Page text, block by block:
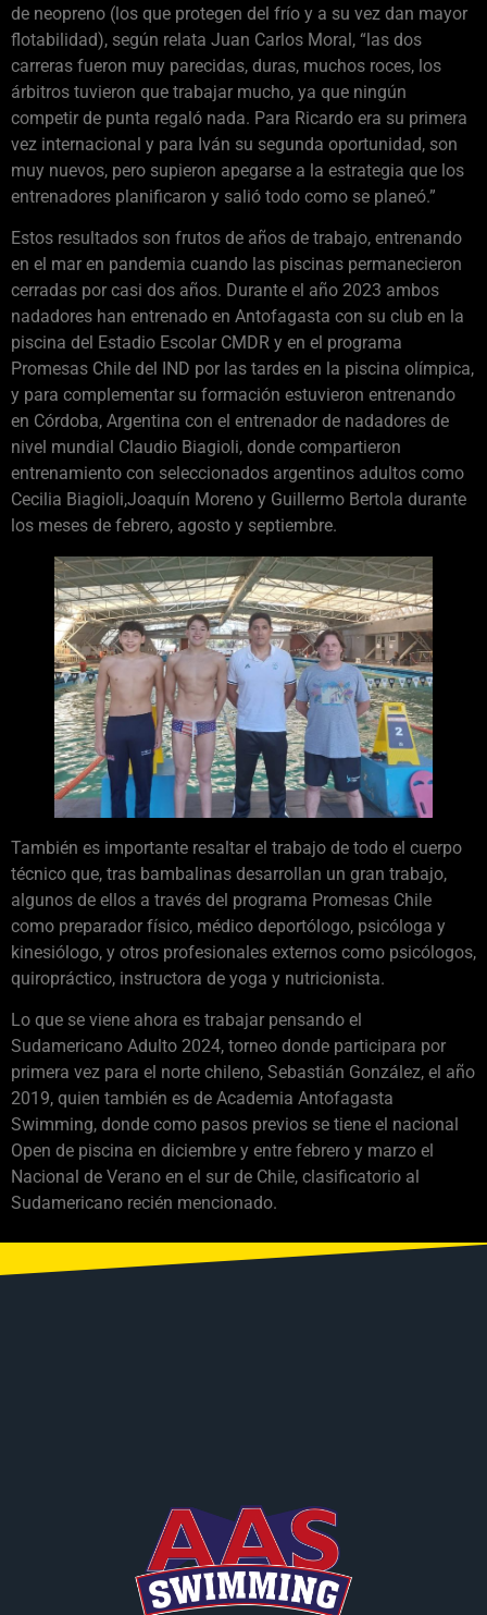
de neopreno (los que protegen del frío y a su vez dan mayor
flotabilidad), según relata Juan Carlos Moral, “las dos
carreras fueron muy parecidas, duras, muchos roces, los
árbitros tuvieron que trabajar mucho, ya que ningún
competir de punta regaló nada. Para Ricardo era su primera
vez internacional y para Iván su segunda oportunidad, son
muy nuevos, pero supieron apegarse a la estrategia que los
entrenadores planificaron y salió todo como se planeó.”
Estos resultados son frutos de años de trabajo, entrenando
en el mar en pandemia cuando las piscinas permanecieron
cerradas por casi dos años. Durante el año 2023 ambos
nadadores han entrenado en Antofagasta con su club en la
piscina del Estadio Escolar CMDR y en el programa
Promesas Chile del IND por las tardes en la piscina olímpica,
y para complementar su formación estuvieron entrenando
en Córdoba, Argentina con el entrenador de nadadores de
nivel mundial Claudio Biagioli, donde compartieron
entrenamiento con seleccionados argentinos adultos como
Cecilia Biagioli,Joaquín Moreno y Guillermo Bertola durante
los meses de febrero, agosto y septiembre.
También es importante resaltar el trabajo de todo el cuerpo
técnico que, tras bambalinas desarrollan un gran trabajo,
algunos de ellos a través del programa Promesas Chile
como preparador físico, médico deportólogo, psicóloga y
kinesiólogo, y otros profesionales externos como psicólogos,
quiropráctico, instructora de yoga y nutricionista.
Lo que se viene ahora es trabajar pensando el
Sudamericano Adulto 2024, torneo donde participara por
primera vez para el norte chileno, Sebastián González, el año
2019, quien también es de Academia Antofagasta
Swimming, donde como pasos previos se tiene el nacional
Open de piscina en diciembre y entre febrero y marzo el
Nacional de Verano en el sur de Chile, clasificatorio al
Sudamericano recién mencionado.